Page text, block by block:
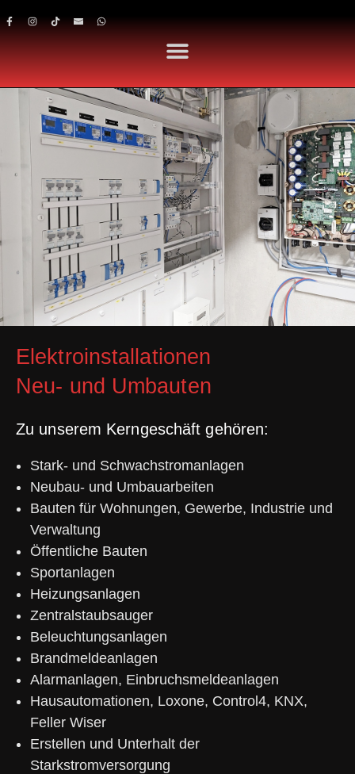
Elektroinstallationen
Neu- und Umbauten
Zu unserem Kerngeschäft gehören:
Stark- und Schwachstromanlagen
Neubau- und Umbauarbeiten
Bauten für Wohnungen, Gewerbe, Industrie und
Verwaltung
Öffentliche Bauten
Sportanlagen
Heizungsanlagen
Zentralstaubsauger
Beleuchtungsanlagen
Brandmeldeanlagen
Alarmanlagen, Einbruchsmeldeanlagen
Hausautomationen, Loxone, Control4, KNX,
Feller Wiser
Erstellen und Unterhalt der
Starkstromversorgung